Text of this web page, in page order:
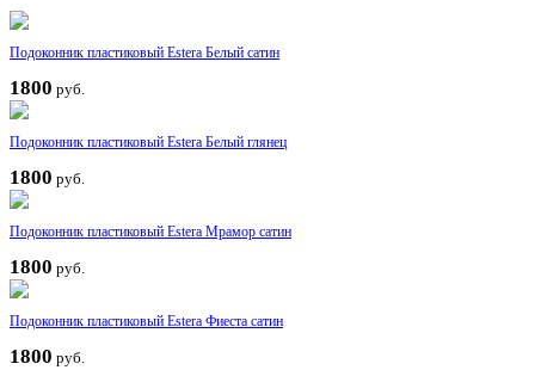
Подоконник пластиковый Estera Белый сатин
1800 руб.
Подоконник пластиковый Estera Белый глянец
1800 руб.
Подоконник пластиковый Estera Мрамор сатин
1800 руб.
Подоконник пластиковый Estera Фиеста сатин
1800 руб.